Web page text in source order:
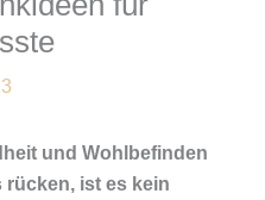
und Wohlbefinden
rücken, ist es kein